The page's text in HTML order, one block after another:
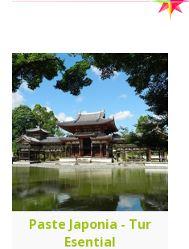
Paste Japonia - Tur
Esential